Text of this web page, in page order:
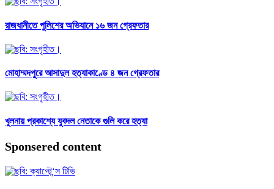
রাজধানীতে পুলিশের অভিযানে ১৬ জন গ্রেফতার
মোহাম্মদপুরে আসাদুল হত্যাকাণ্ডে ৪ জন গ্রেফতার
খুলনায় প্রকাশ্যে যুবদল নেতাকে গুলি করে হত্যা
Sponsered content